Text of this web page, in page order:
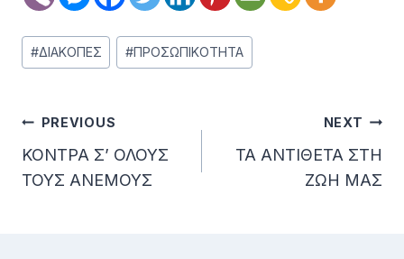
Post
Tags:
#ΔΙΑΚΟΠΕΣ #ΠΡΟΣΩΠΙΚΟΤΗΤΑ
Post
Navigation
PREVIOUS
ΚΟΝΤΡΑ Σ’ ΟΛΟΥΣ
ΤΟΥΣ ΑΝΕΜΟΥΣ
NEXT
ΤΑ ΑΝΤΙΘΕΤΑ ΣΤΗ
ΖΩΗ ΜΑΣ